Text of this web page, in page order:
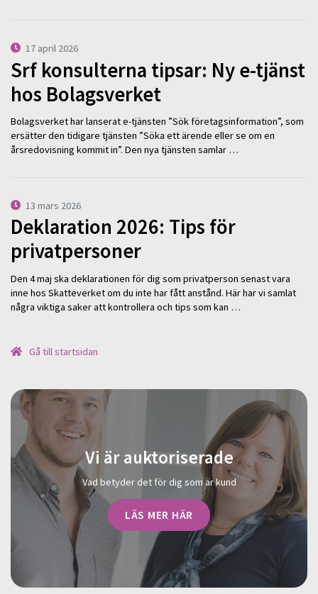
17 april 2026
Srf konsulterna tipsar: Ny e-tjänst
hos Bolagsverket
Bolagsverket har lanserat e-tjänsten ”Sök företagsinformation”, som
ersätter den tidigare tjänsten ”Söka ett ärende eller se om en
årsredovisning kommit in”. Den nya tjänsten samlar …
13 mars 2026
Deklaration 2026: Tips för
privatpersoner
Den 4 maj ska deklarationen för dig som privatperson senast vara
inne hos Skatteverket om du inte har fått anstånd. Här har vi samlat
några viktiga saker att kontrollera och tips som kan …
Gå till startsidan
Vi är auktoriserade
Vad betyder det för dig som är kund
LÄS MER HÄR